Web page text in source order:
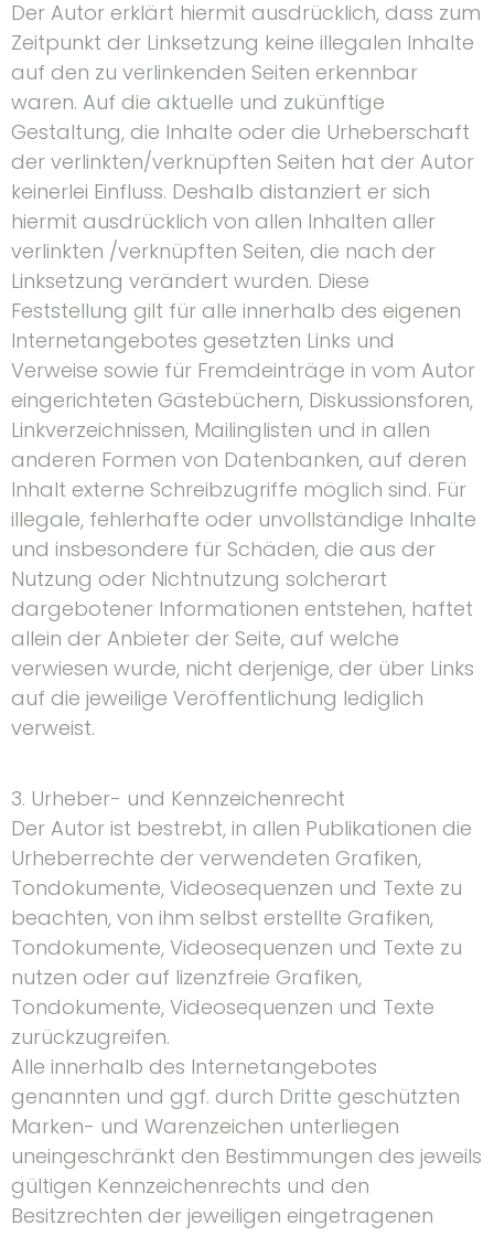
Der Autor erklärt hiermit ausdrücklich, dass zum
Zeitpunkt der Linksetzung keine illegalen Inhalte
auf den zu verlinkenden Seiten erkennbar
waren. Auf die aktuelle und zukünftige
Gestaltung, die Inhalte oder die Urheberschaft
der verlinkten/verknüpften Seiten hat der Autor
keinerlei Einfluss. Deshalb distanziert er sich
hiermit ausdrücklich von allen Inhalten aller
verlinkten /verknüpften Seiten, die nach der
Linksetzung verändert wurden. Diese
Feststellung gilt für alle innerhalb des eigenen
Internetangebotes gesetzten Links und
Verweise sowie für Fremdeinträge in vom Autor
eingerichteten Gästebüchern, Diskussionsforen,
Linkverzeichnissen, Mailinglisten und in allen
anderen Formen von Datenbanken, auf deren
Inhalt externe Schreibzugriffe möglich sind. Für
illegale, fehlerhafte oder unvollständige Inhalte
und insbesondere für Schäden, die aus der
Nutzung oder Nichtnutzung solcherart
dargebotener Informationen entstehen, haftet
allein der Anbieter der Seite, auf welche
verwiesen wurde, nicht derjenige, der über Links
auf die jeweilige Veröffentlichung lediglich
verweist.
3. Urheber- und Kennzeichenrecht
Der Autor ist bestrebt, in allen Publikationen die
Urheberrechte der verwendeten Grafiken,
Tondokumente, Videosequenzen und Texte zu
beachten, von ihm selbst erstellte Grafiken,
Tondokumente, Videosequenzen und Texte zu
nutzen oder auf lizenzfreie Grafiken,
Tondokumente, Videosequenzen und Texte
zurückzugreifen.
Alle innerhalb des Internetangebotes
genannten und ggf. durch Dritte geschützten
Marken- und Warenzeichen unterliegen
uneingeschränkt den Bestimmungen des jeweils
gültigen Kennzeichenrechts und den
Besitzrechten der jeweiligen eingetragenen